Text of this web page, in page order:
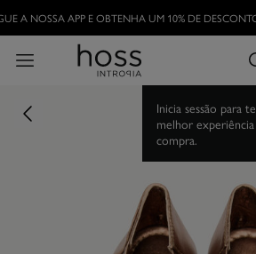
A NOSSA APP E OBTENHA UM 10% DE
Inicia sessão para
melhor
compra.